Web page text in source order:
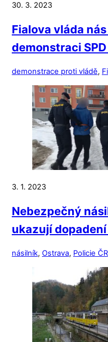
30. 3. 2023
Fialova vláda
demonstraci
demonstrace proti vládě,
3. 1. 2023
Nebezpečný
ukazují
násilník, Ostrava, Policie ČR